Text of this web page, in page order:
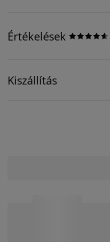
Értékelések
Kiszállítás